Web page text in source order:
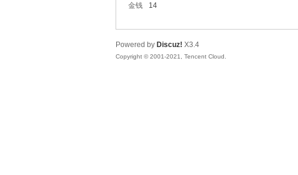
心
金钱
14
Powered by Discuz! X3.4
Copyright © 2001-2021, Tencent Cloud.